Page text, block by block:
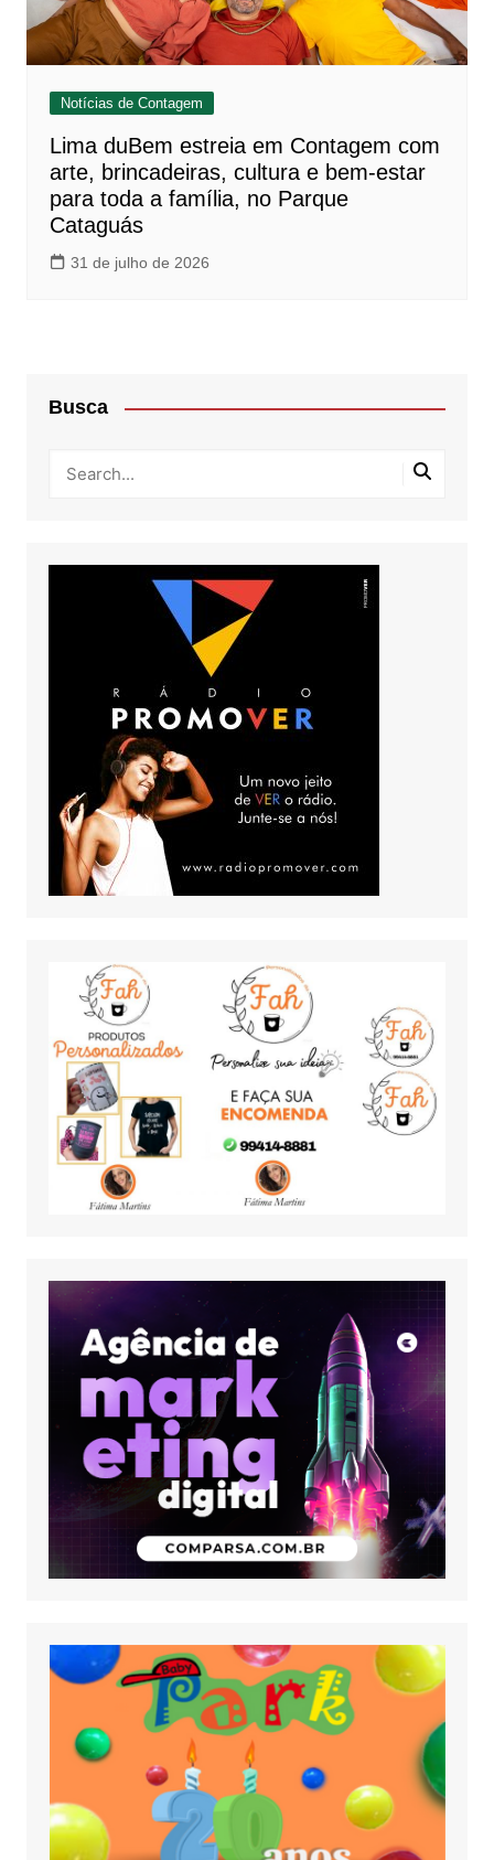
Notícias de Contagem
Lima duBem estreia em Contagem com
arte, brincadeiras, cultura e bem-estar
para toda a família, no Parque
Cataguás
31 de julho de 2026
Busca